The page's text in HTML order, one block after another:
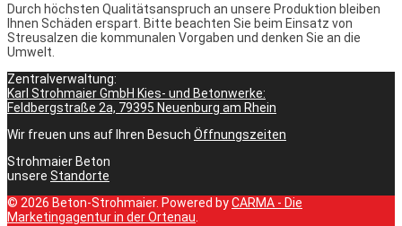
Durch höchsten Qualitätsanspruch an unsere Produktion bleiben
Ihnen Schäden erspart. Bitte beachten Sie beim Einsatz von
Streusalzen die kommunalen Vorgaben und denken Sie an die
Umwelt.
Zentralverwaltung:
Karl Strohmaier GmbH Kies- und Betonwerke:
Feldbergstraße 2a, 79395 Neuenburg am Rhein
Wir freuen uns auf Ihren Besuch Öffnungszeiten
Strohmaier Beton
unsere Standorte
© 2026 Beton-Strohmaier. Powered byCARMA - Die
Marketingagentur in der Ortenau